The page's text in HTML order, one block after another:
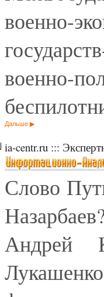
военно-
военно-
Дальше
ia-centr.ru :::
Слово
Андрей